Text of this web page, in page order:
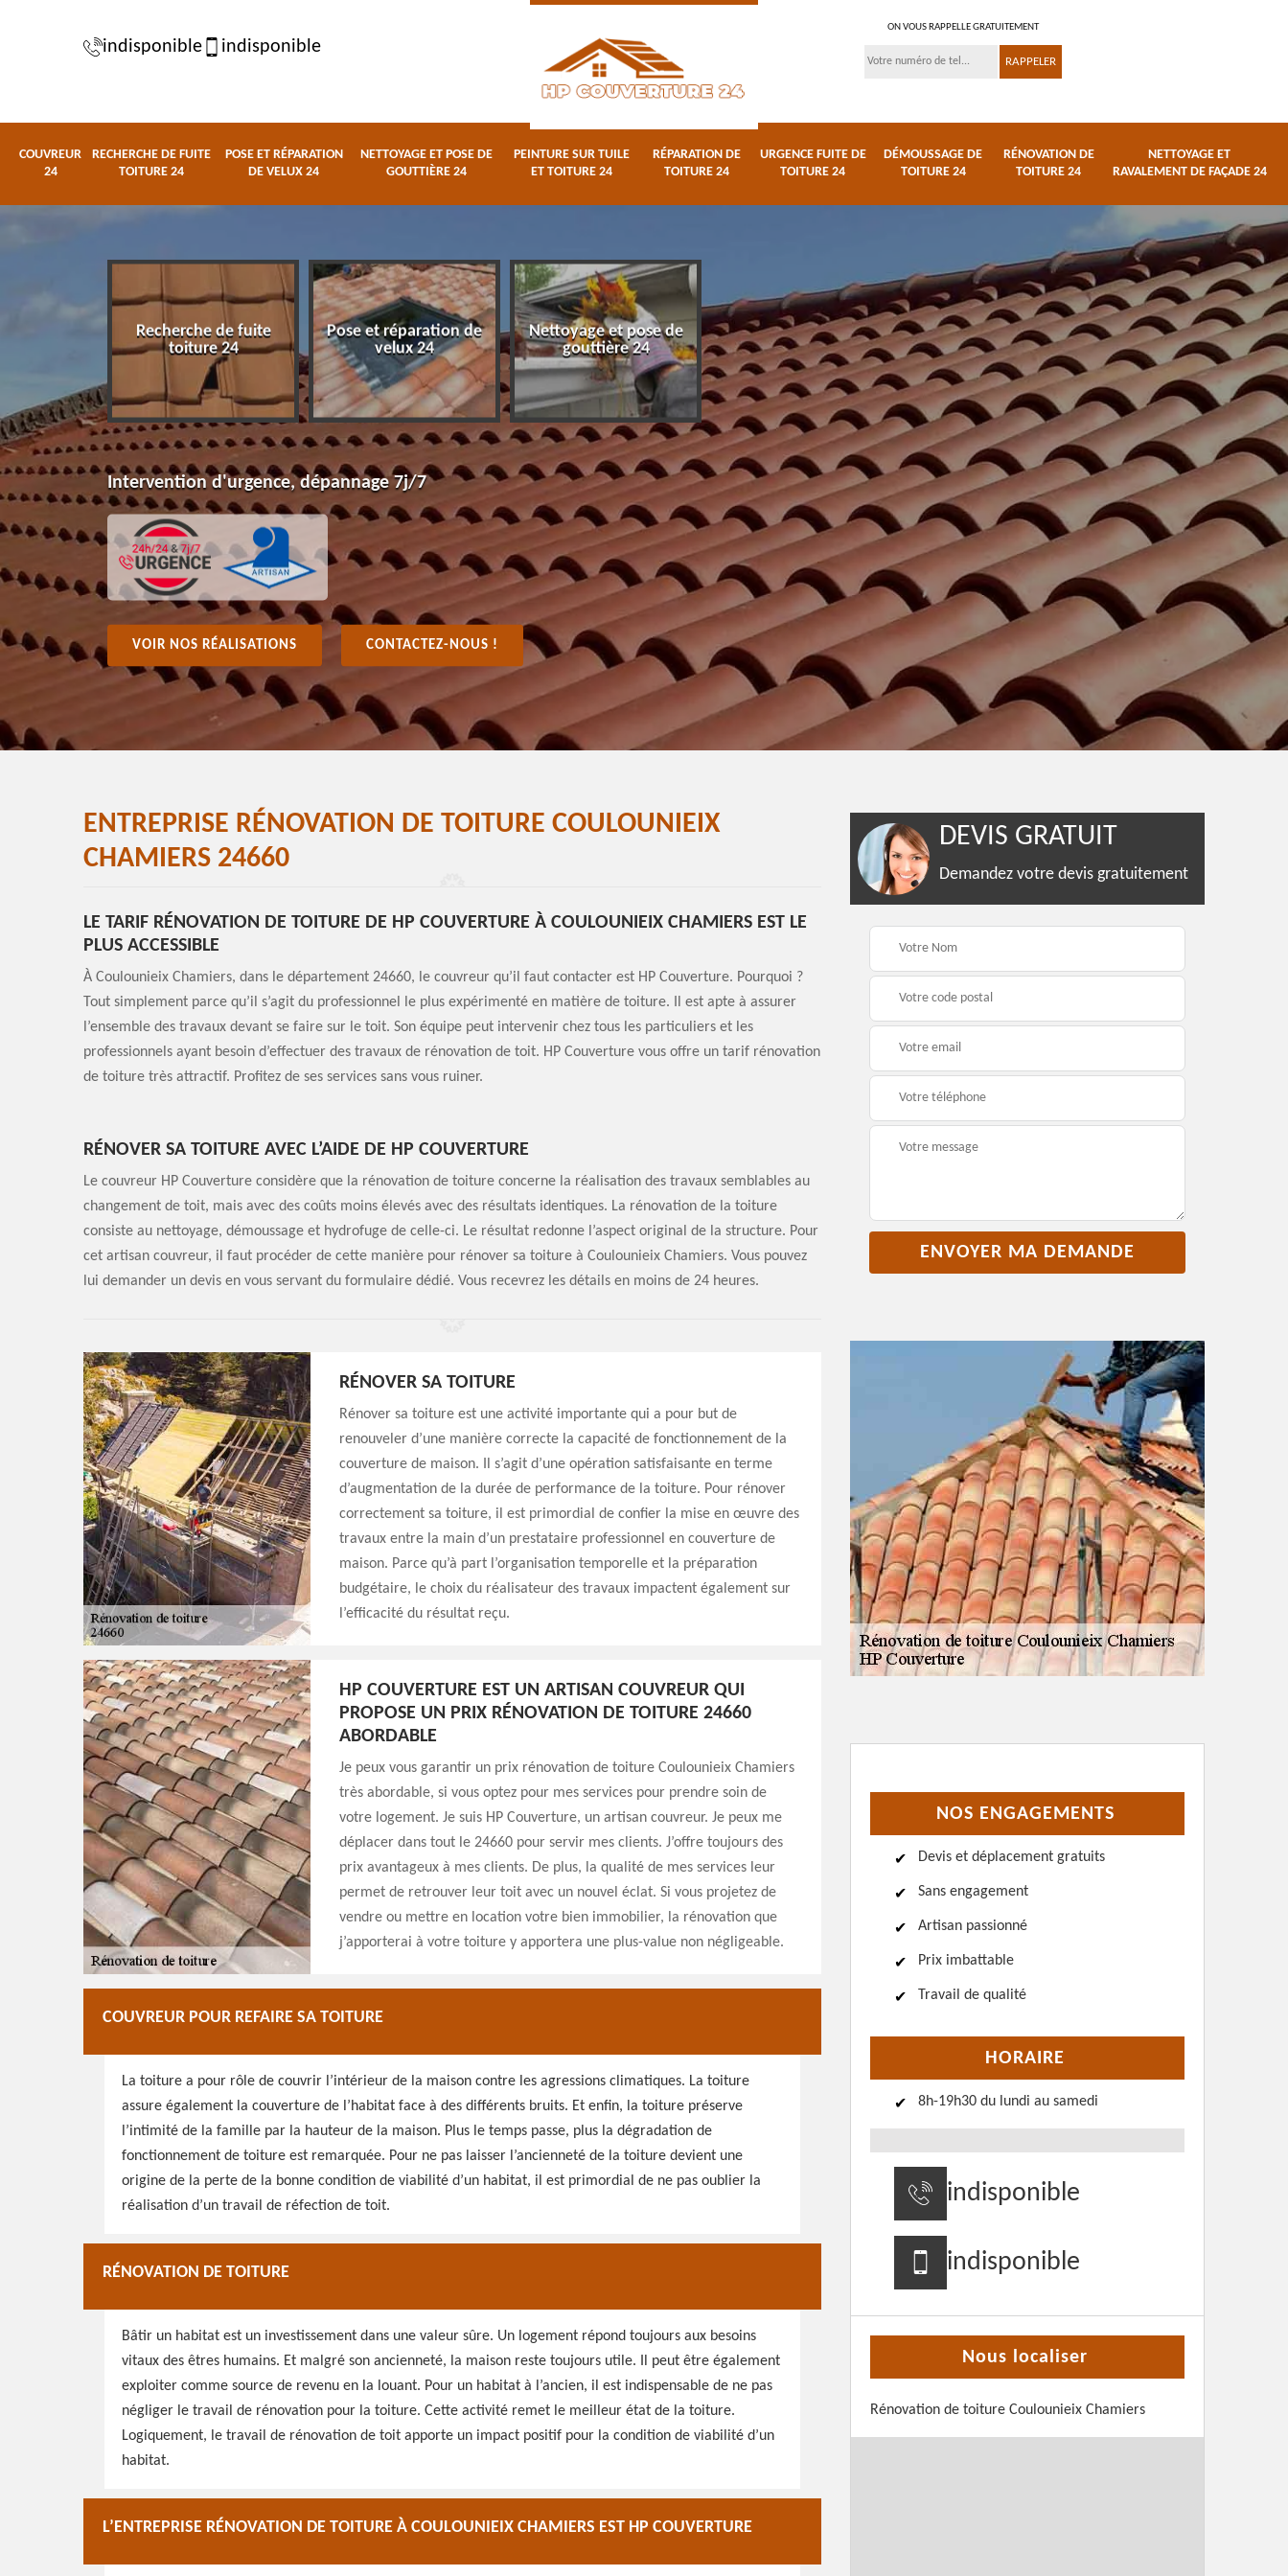
indisponible indisponible
ON VOUS RAPPELLE GRATUITEMENT
COUVREUR
24
RECHERCHE DE FUITE
TOITURE 24
POSE ET RÉPARATION
DE VELUX 24
NETTOYAGE ET POSE DE
GOUTTIÈRE 24
PEINTURE SUR TUILE
ET TOITURE 24
RÉPARATION DE
TOITURE 24
URGENCE FUITE DE
TOITURE 24
DÉMOUSSAGE DE
TOITURE 24
RÉNOVATION DE
TOITURE 24
NETTOYAGE ET
RAVALEMENT DE FAÇADE 24
Recherche de fuite
toiture 24
Pose et réparation de
velux 24
Nettoyage et pose de
gouttière 24
Peinture sur tuile et
toiture 24
Réparation de toiture
24
Urgence fuite de
toiture 24
Intervention d'urgence, dépannage 7j/7
VOIR NOS RÉALISATIONS CONTACTEZ-NOUS !
ENTREPRISE RÉNOVATION DE TOITURE COULOUNIEIX
CHAMIERS 24660
LE TARIF RÉNOVATION DE TOITURE DE HP COUVERTURE À COULOUNIEIX CHAMIERS EST LE
PLUS ACCESSIBLE
À Coulounieix Chamiers, dans le département 24660, le couvreur qu’il faut contacter est HP Couverture. Pourquoi ?
Tout simplement parce qu’il s’agit du professionnel le plus expérimenté en matière de toiture. Il est apte à assurer
l’ensemble des travaux devant se faire sur le toit. Son équipe peut intervenir chez tous les particuliers et les
professionnels ayant besoin d’effectuer des travaux de rénovation de toit. HP Couverture vous offre un tarif rénovation
de toiture très attractif. Profitez de ses services sans vous ruiner.
RÉNOVER SA TOITURE AVEC L’AIDE DE HP COUVERTURE
Le couvreur HP Couverture considère que la rénovation de toiture concerne la réalisation des travaux semblables au
changement de toit, mais avec des coûts moins élevés avec des résultats identiques. La rénovation de la toiture
consiste au nettoyage, démoussage et hydrofuge de celle-ci. Le résultat redonne l’aspect original de la structure. Pour
cet artisan couvreur, il faut procéder de cette manière pour rénover sa toiture à Coulounieix Chamiers. Vous pouvez
lui demander un devis en vous servant du formulaire dédié. Vous recevrez les détails en moins de 24 heures.
RÉNOVER SA TOITURE
Rénover sa toiture est une activité importante qui a pour but de
renouveler d’une manière correcte la capacité de fonctionnement de la
couverture de maison. Il s’agit d’une opération satisfaisante en terme
d’augmentation de la durée de performance de la toiture. Pour rénover
correctement sa toiture, il est primordial de confier la mise en œuvre des
travaux entre la main d’un prestataire professionnel en couverture de
maison. Parce qu’à part l’organisation temporelle et la préparation
budgétaire, le choix du réalisateur des travaux impactent également sur
l’efficacité du résultat reçu.
HP COUVERTURE EST UN ARTISAN COUVREUR QUI
PROPOSE UN PRIX RÉNOVATION DE TOITURE 24660
ABORDABLE
Je peux vous garantir un prix rénovation de toiture Coulounieix Chamiers
très abordable, si vous optez pour mes services pour prendre soin de
votre logement. Je suis HP Couverture, un artisan couvreur. Je peux me
déplacer dans tout le 24660 pour servir mes clients. J’offre toujours des
prix avantageux à mes clients. De plus, la qualité de mes services leur
permet de retrouver leur toit avec un nouvel éclat. Si vous projetez de
vendre ou mettre en location votre bien immobilier, la rénovation que
j’apporterai à votre toiture y apportera une plus-value non négligeable.
COUVREUR POUR REFAIRE SA TOITURE
La toiture a pour rôle de couvrir l’intérieur de la maison contre les agressions climatiques. La toiture
assure également la couverture de l’habitat face à des différents bruits. Et enfin, la toiture préserve
l’intimité de la famille par la hauteur de la maison. Plus le temps passe, plus la dégradation de
fonctionnement de toiture est remarquée. Pour ne pas laisser l’ancienneté de la toiture devient une
origine de la perte de la bonne condition de viabilité d’un habitat, il est primordial de ne pas oublier la
réalisation d’un travail de réfection de toit.
RÉNOVATION DE TOITURE
Bâtir un habitat est un investissement dans une valeur sûre. Un logement répond toujours aux besoins
vitaux des êtres humains. Et malgré son ancienneté, la maison reste toujours utile. Il peut être également
exploiter comme source de revenu en la louant. Pour un habitat à l’ancien, il est indispensable de ne pas
négliger le travail de rénovation pour la toiture. Cette activité remet le meilleur état de la toiture.
Logiquement, le travail de rénovation de toit apporte un impact positif pour la condition de viabilité d’un
habitat.
L’ENTREPRISE RÉNOVATION DE TOITURE À COULOUNIEIX CHAMIERS EST HP COUVERTURE
DEVIS GRATUIT
Demandez votre devis gratuitement
NOS ENGAGEMENTS
Devis et déplacement gratuits
Sans engagement
Artisan passionné
Prix imbattable
Travail de qualité
HORAIRE
8h-19h30 du lundi au samedi
indisponible
indisponible
Nous localiser
Rénovation de toiture Coulounieix Chamiers